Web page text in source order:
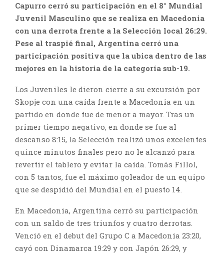
Capurro cerró su participación en el 8° Mundial
Juvenil Masculino que se realiza en Macedonia
con una derrota frente a la Selección local 26:29.
Pese al traspié final, Argentina cerró una
participación positiva que la ubica dentro de las
mejores en la historia de la categoría sub-19.
Los Juveniles le dieron cierre a su excursión por
Skopje con una caída frente a Macedonia en un
partido en donde fue de menor a mayor. Tras un
primer tiempo negativo, en donde se fue al
descanso 8:15, la Selección realizó unos excelentes
quince minutos finales pero no le alcanzó para
revertir el tablero y evitar la caída. Tomás Fillol,
con 5 tantos, fue el máximo goleador de un equipo
que se despidió del Mundial en el puesto 14.
En Macedonia, Argentina cerró su participación
con un saldo de tres triunfos y cuatro derrotas.
Venció en el debut del Grupo C a Macedonia 23:20,
cayó con Dinamarca 19:29 y con Japón 26:29, y